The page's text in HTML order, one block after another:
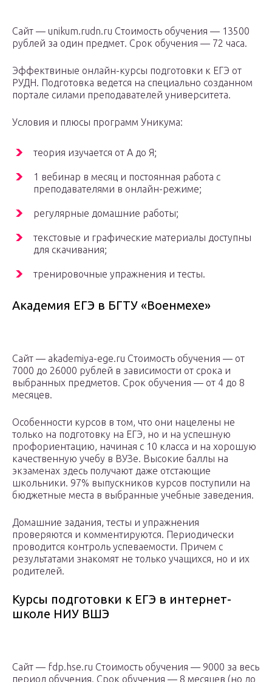
Сайт — unikum.rudn.ru Стоимость обучения — 13500
рублей за один предмет. Срок обучения — 72 часа.
Эффектвиные онлайн-курсы подготовки к ЕГЭ от
РУДН. Подготовка ведется на специально созданном
портале силами преподавателей университета.
Условия и плюсы программ Уникума:
теория изучается от А до Я;
1 вебинар в месяц и постоянная работа с
преподавателями в онлайн-режиме;
регулярные домашние работы;
текстовые и графические материалы доступны
для скачивания;
тренировочные упражнения и тесты.
Академия ЕГЭ в БГТУ «Военмехе»
Сайт — akademiya-ege.ru Стоимость обучения — от
7000 до 26000 рублей в зависимости от срока и
выбранных предметов. Срок обучения — от 4 до 8
месяцев.
Особенности курсов в том, что они нацелены не
только на подготовку на ЕГЭ, но и на успешную
профориентацию, начиная с 10 класса и на хорошую
качественную учебу в ВУЗе. Высокие баллы на
экзаменах здесь получают даже отстающие
школьники. 97% выпускников курсов поступили на
бюджетные места в выбранные учебные заведения.
Домашние задания, тесты и упражнения
проверяются и комментируются. Периодически
проводится контроль успеваемости. Причем с
результатами знакомят не только учащихся, но и их
родителей.
Курсы подготовки к ЕГЭ в интернет-
школе НИУ ВШЭ
Сайт — fdp.hse.ru Стоимость обучения — 9000 за весь
период обучения. Срок обучения — 8 месяцев (но до